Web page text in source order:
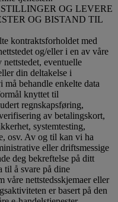
OG LEVERE
OG BISTAND TIL
kontraktsforholdet med
og/eller i en av våre
eventuelle
din deltakelse i
behandle enkelte data
knyttet til
regnskapsføring,
av betalingskort,
systemtesting,
osv. Av og til kan vi ha
eller driftsmessige
deg bekreftelse på ditt
til å svare på dine
våre nettstedsskjemaer eller
er basert på den